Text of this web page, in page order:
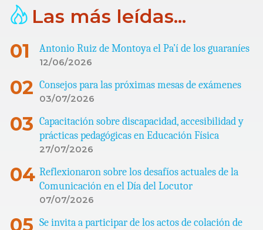
Las más leídas...
Antonio Ruiz de Montoya el Pa’í de los guaraníes
12/06/2026
Consejos para las próximas mesas de exámenes
03/07/2026
Capacitación sobre discapacidad, accesibilidad y
prácticas pedagógicas en Educación Física
27/07/2026
Reflexionaron sobre los desafíos actuales de la
Comunicación en el Día del Locutor
07/07/2026
Se invita a participar de los actos de colación de